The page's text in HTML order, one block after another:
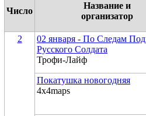
Число
Название и
организатор
2
02 января - По Следам
Русского Солдата
Трофи-Лайф
Покатушка новогодняя
4x4maps